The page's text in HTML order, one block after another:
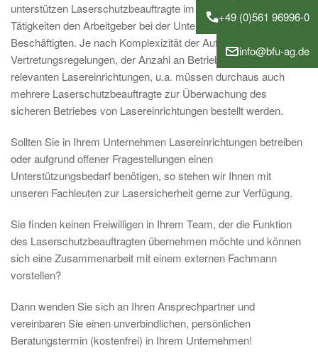
unterstützen Laserschutzbeauftragte im Rahmen ihrer
Tätigkeiten den Arbeitgeber bei der Unterweisung der
Beschäftigten. Je nach Komplexizität der Aufgabenstellung,
Vertretungsregelungen, der Anzahl an Betriebsorten mit
relevanten Lasereinrichtungen, u.a. müssen durchaus auch
mehrere Laserschutzbeauftragte zur Überwachung des
sicheren Betriebes von Lasereinrichtungen bestellt werden.
Sollten Sie in Ihrem Unternehmen Lasereinrichtungen betreiben
oder aufgrund offener Fragestellungen einen
Unterstützungsbedarf benötigen, so stehen wir Ihnen mit
unseren Fachleuten zur Lasersicherheit gerne zur Verfügung.
Sie finden keinen Freiwilligen in Ihrem Team, der die Funktion
des Laserschutzbeauftragten übernehmen möchte und können
sich eine Zusammenarbeit mit einem externen Fachmann
vorstellen?
Dann wenden Sie sich an Ihren Ansprechpartner und
vereinbaren Sie einen unverbindlichen, persönlichen
Beratungstermin (kostenfrei) in Ihrem Unternehmen!
+49 (0)561 96996-0
info@bfu-ag.de